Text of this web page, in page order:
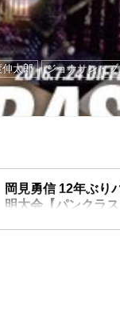
伸太郎 ジョナサン・
岡見勇信 12年ぶり
明大会【パンクラス